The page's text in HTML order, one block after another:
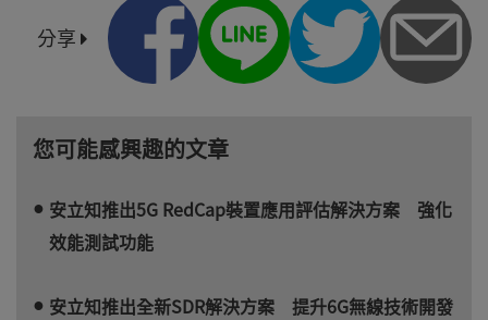
分享
您可能感興趣的文章
安立知推出5G RedCap裝置應用評估解決方案 強化
效能測試功能
安立知推出全新SDR解決方案 提升6G無線技術開發